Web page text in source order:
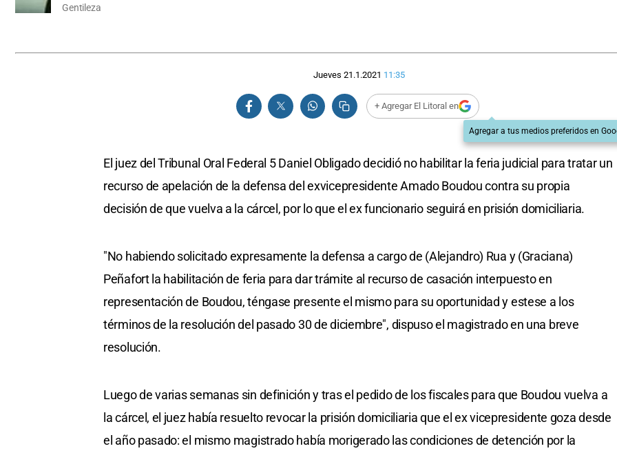
Gentileza
Jueves 21.1.2021 11:35
+ Agregar El Litoral en
Agregar a tus medios preferidos en
El juez del Tribunal Oral Federal 5 Daniel Obligado decidió no habilitar la feria judicial para tratar un
recurso de apelación de la defensa del exvicepresidente Amado Boudou contra su propia
decisión de que vuelva a la cárcel, por lo que el ex funcionario seguirá en prisión domiciliaria.
"No habiendo solicitado expresamente la defensa a cargo de (Alejandro) Rua y (Graciana)
Peñafort la habilitación de feria para dar trámite al recurso de casación interpuesto en
representación de Boudou, téngase presente el mismo para su oportunidad y estese a los
términos de la resolución del pasado 30 de diciembre", dispuso el magistrado en una breve
resolución.
Luego de varias semanas sin definición y tras el pedido de los fiscales para que Boudou vuelva a
la cárcel, el juez había resuelto revocar la prisión domiciliaria que el ex vicepresidente goza desde
el año pasado: el mismo magistrado había morigerado las condiciones de detención por la